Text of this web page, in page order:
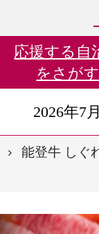
応援する 自
をさがす
2026年7
能登牛 しぐ